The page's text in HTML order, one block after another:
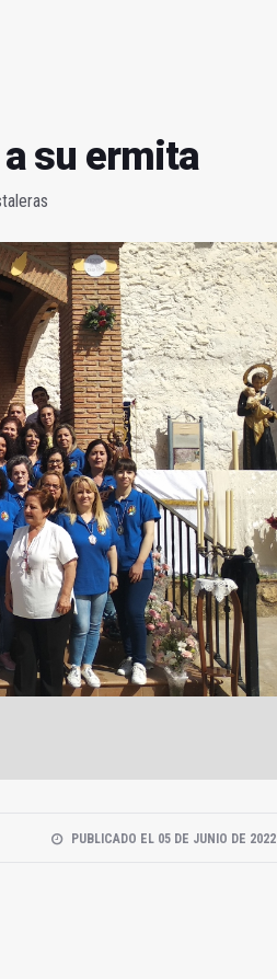
su ermita
PUBLICADO EL 05 DE JUNIO DE 2022